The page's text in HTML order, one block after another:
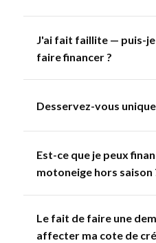
J'ai fait faillite — puis-
faire financer ?
Desservez-vous
Est-ce que je peux
motoneige hors saison
Le fait de faire une
affecter ma cote de